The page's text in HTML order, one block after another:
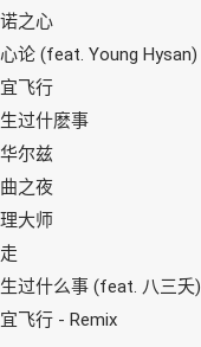
之心
论 (feat. Young Hysan)
飞行
过什麽事
尔兹
之夜
大师
过什么事 (feat. 八三夭)
飞行 - Remix